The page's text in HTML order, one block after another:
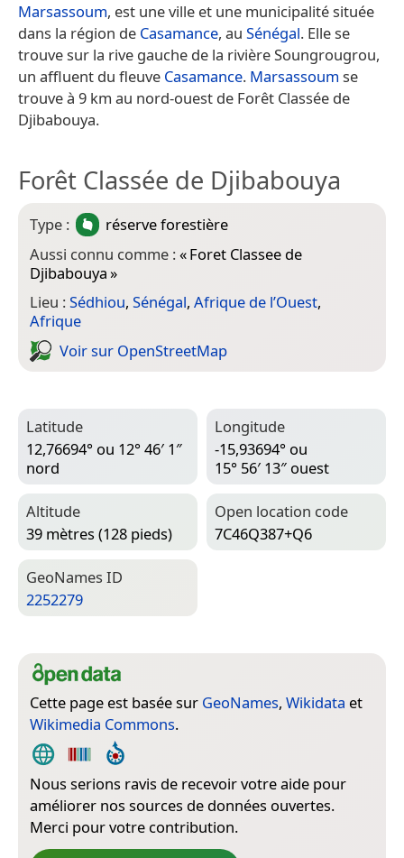
Marsassoum, est une ville et une municipalité située
dans la région de Casamance, au Sénégal. Elle se
trouve sur la rive gauche de la rivière Soungrougrou,
un affluent du fleuve Casamance. Marsassoum se
trouve à 9 km au nord-ouest de Forêt Classée de
Djibabouya.
Forêt Classée de Djibabouya
Type :
réserve forestière
Aussi connu comme :«Foret Classee de
Djibabouya»
Lieu :Sédhiou, Sénégal, Afrique de l’Ouest,
Afrique
Voir sur Open­Street­Map
Latitude
12,76694° ou 12° 46′ 1″
nord
Longitude
-15,93694° ou
15° 56′ 13″ ouest
Altitude
39 mètres (128 pieds)
Open location code
7C46Q387+Q6
Geo­Names ID
2252279
Cette page est basée sur GeoNames, Wikidata et
Wikimedia Commons.
Nous serions ravis de recevoir votre aide pour
améliorer nos sources de données ouvertes.
Merci pour votre contribution.